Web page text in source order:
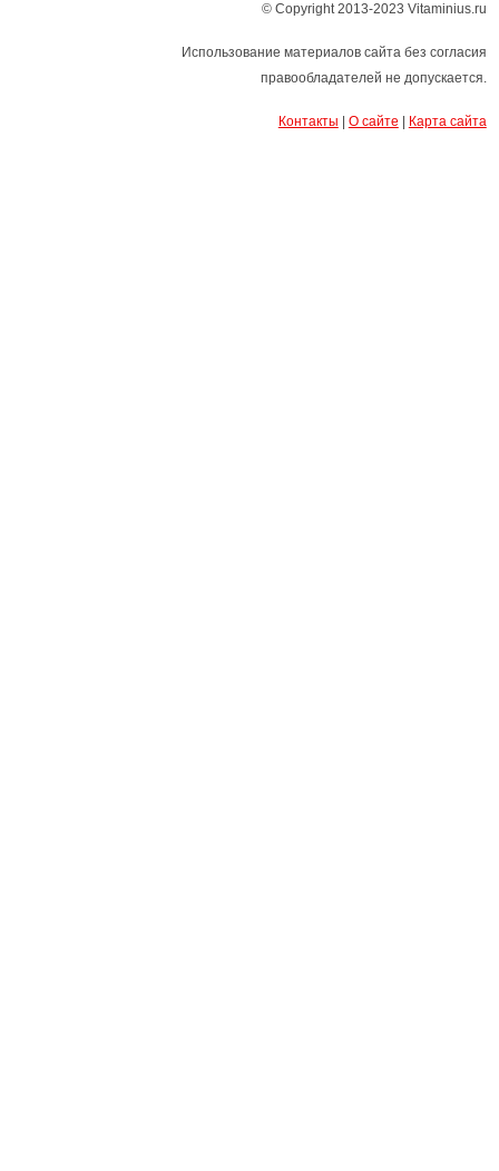
© Copyright 2013-2023 Vitaminius.ru
Использование материалов сайта без согласия
правообладателей не допускается.
Контакты | О сайте | Карта сайта